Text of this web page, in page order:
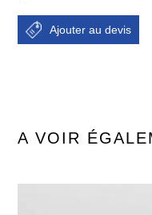
A VOIR